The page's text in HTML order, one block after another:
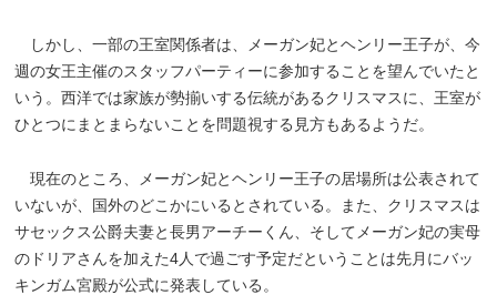
しかし、一部の王室関係者は、メーガン妃とヘンリー王子が、今
週の女王主催のスタッフパーティーに参加することを望んでいたと
いう。西洋では家族が勢揃いする伝統があるクリスマスに、王室が
ひとつにまとまらないことを問題視する見方もあるようだ。
現在のところ、メーガン妃とヘンリー王子の居場所は公表されて
いないが、国外のどこかにいるとされている。また、クリスマスは
サセックス公爵夫妻と長男アーチーくん、そしてメーガン妃の実母
のドリアさんを加えた4人で過ごす予定だということは先月にバッ
キンガム宮殿が公式に発表している。